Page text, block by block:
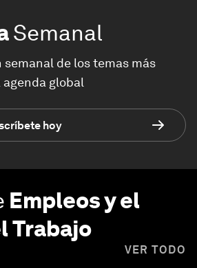
Semanal
de los temas más
global
hoy
Empleos y el
Trabajo
VER TODO